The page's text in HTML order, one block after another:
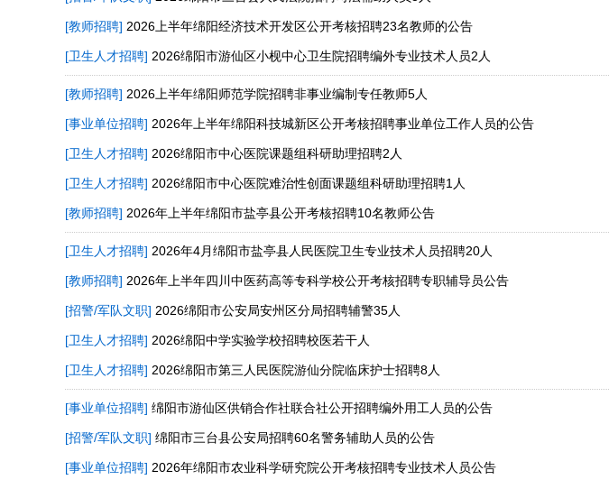
[教师招聘] 2026上半年绵阳经济技术开发区公开考核招聘23名教师的公告
[卫生人才招聘] 2026绵阳市游仙区小枧中心卫生院招聘编外专业技术人员2人
[教师招聘] 2026上半年绵阳师范学院招聘非事业编制专任教师5人
[事业单位招聘] 2026年上半年绵阳科技城新区公开考核招聘事业单位工作人员的公告
[卫生人才招聘] 2026绵阳市中心医院课题组科研助理招聘2人
[卫生人才招聘] 2026绵阳市中心医院难治性创面课题组科研助理招聘1人
[教师招聘] 2026年上半年绵阳市盐亭县公开考核招聘10名教师公告
[卫生人才招聘] 2026年4月绵阳市盐亭县人民医院卫生专业技术人员招聘20人
[教师招聘] 2026年上半年四川中医药高等专科学校公开考核招聘专职辅导员公告
[招警/军队文职] 2026绵阳市公安局安州区分局招聘辅警35人
[卫生人才招聘] 2026绵阳中学实验学校招聘校医若干人
[卫生人才招聘] 2026绵阳市第三人民医院游仙分院临床护士招聘8人
[事业单位招聘] 绵阳市游仙区供销合作社联合社公开招聘编外用工人员的公告
[招警/军队文职] 绵阳市三台县公安局招聘60名警务辅助人员的公告
[事业单位招聘] 2026年绵阳市农业科学研究院公开考核招聘专业技术人员公告